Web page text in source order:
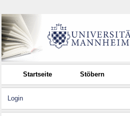
Startseite Stöbern
Login